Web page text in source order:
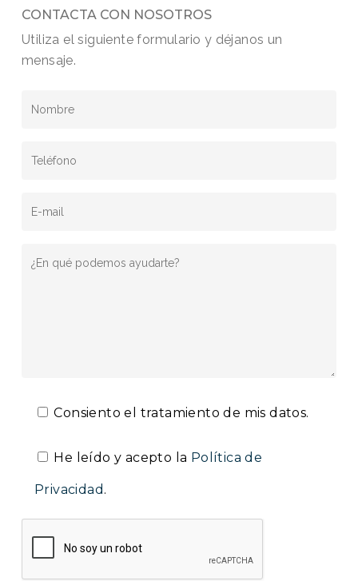
CONTACTA CON NOSOTROS
Utiliza el siguiente formulario y déjanos un
mensaje.
Consiento el tratamiento de mis datos.
He leído y acepto la Política de
Privacidad .